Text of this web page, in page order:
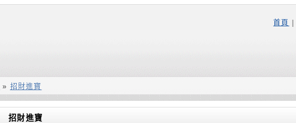
首頁
» 招財進寶
招財進寶